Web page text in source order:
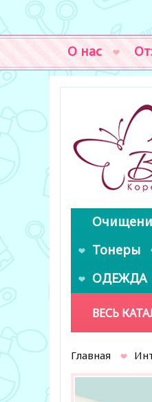
О нас
Тонеры
ОДЕЖДА
ВЕСЬ
Главная